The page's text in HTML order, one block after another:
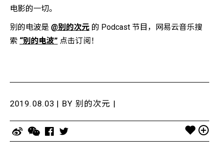
电影的一切。
别的电波是 @别的次元 的 Podcast 节目，网易云音乐搜
索 “别的电波” 点击订阅！
2019.08.03 | BY 别的次元 |